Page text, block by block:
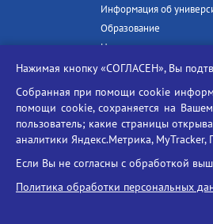
Информация об
Образование
Наука и инновации
Абитуриенту
Ассоциация выпускников
Центр тестирования
иностранных граждан
Конкурс на замещение
должностей научно-
педагогических
Нажимая кнопку «СОГЛАСЕН», Вы
Собранная при помощи cookie
помощи cookie, сохраняется на
пользователь; какие страницы
аналитики Яндекс.Метрика, MyTracker,
Если Вы не согласны с обработкой
Политика обработки персональных